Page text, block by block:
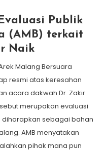
Publik
(AMB) terkait
Naik
Malang Bersuara
resmi atas keresahan
acara dakwah Dr. Zakir
merupakan evaluasi
sebagai bahan
AMB menyatakan
pihak mana pun